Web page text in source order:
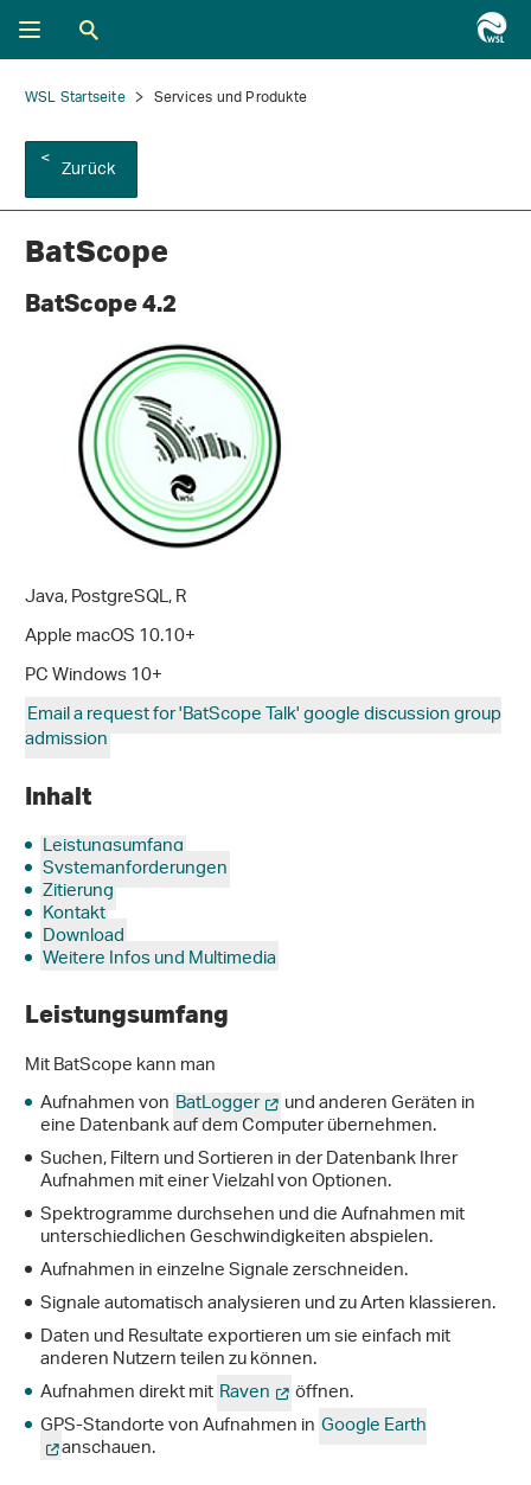
WSL Startseite Services und Produkte
Zurück
BatScope
BatScope 4.2
Java, PostgreSQL, R
Apple macOS 10.10+
PC Windows 10+
Email a request for 'BatScope Talk' google discussion group
admission
Inhalt
Leistungsumfang
Systemanforderungen
Zitierung
Kontakt
Download
Weitere Infos und Multimedia
Leistungsumfang
Mit BatScope kann man
Aufnahmen von BatLogger und anderen Geräten in
eine Datenbank auf dem Computer übernehmen.
Suchen, Filtern und Sortieren in der Datenbank Ihrer
Aufnahmen mit einer Vielzahl von Optionen.
Spektrogramme durchsehen und die Aufnahmen mit
unterschiedlichen Geschwindigkeiten abspielen.
Aufnahmen in einzelne Signale zerschneiden.
Signale automatisch analysieren und zu Arten klassieren.
Daten und Resultate exportieren um sie einfach mit
anderen Nutzern teilen zu können.
Aufnahmen direkt mitRaven
öffnen.
GPS-Standorte von Aufnahmen inGoogle Earth
anschauen.